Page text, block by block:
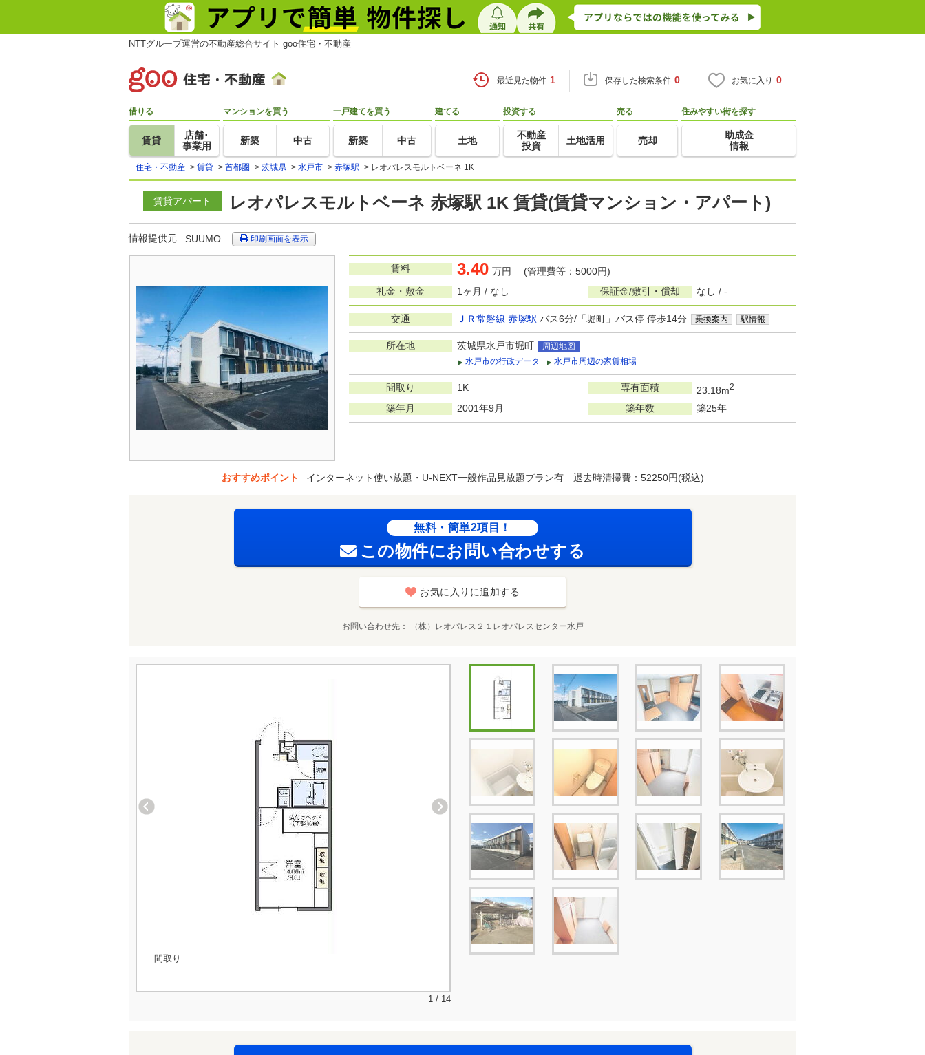
NTTグループ運営の不動産総合サイト goo住宅・不動産
最近見た物件 1 保存した検索条件 0 お気に入り 0
借りる
賃貸
店舗･
事業用
マンションを買う
新築 中古
一戸建てを買う
新築 中古
建てる
土地
投資する
不動産
投資
土地活用
売る
売却
住みやすい街を探す
助成金
情報
住宅・不動産 > 賃貸 > 首都圏 > 茨城県 > 水戸市 > 赤塚駅 > レオパレスモルトベーネ 1K
賃貸アパート レオパレスモルトベーネ 赤塚駅 1K 賃貸(賃貸マンション・アパート)
情報提供元 SUUMO 印刷画面を表示
賃料 3.40 万円 (管理費等：5000円)
礼金・敷金
1ヶ月 / なし 保証金/敷引・償却 なし / -
交通 ＪＲ常磐線 赤塚駅 バス6分/「堀町」バス停 停歩14分 乗換案内 駅情報
所在地 茨城県水戸市堀町
周辺地図
水戸市の行政データ
水戸市周辺の家賃相場
間取り 1K 専有面積 23.18m2
築年月 2001年9月 築年数 築25年
おすすめポイント インターネット使い放題・U-NEXT一般作品見放題プラン有 退去時清掃費：52250円(税込)
無料・簡単2項目！
この物件にお問い合わせする
お気に入りに追加する
お問い合わせ先 （株）レオパレス２１レオパレスセンター水戸
間取り
1 / 14